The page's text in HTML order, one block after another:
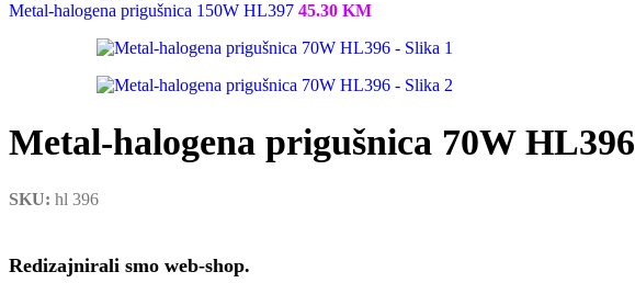
Metal-halogena prigušnica 150W HL397 45.30 KM
Metal-halogena prigušnica 70W HL396
SKU: hl 396
Redizajnirali smo web-shop.